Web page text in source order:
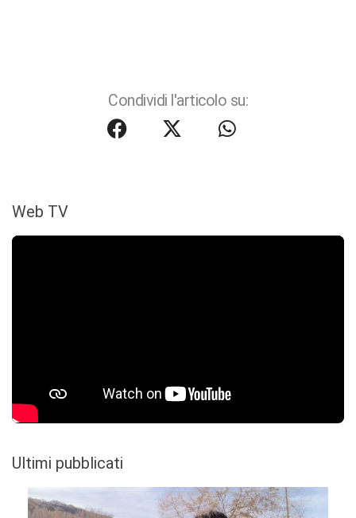
Condividi l'articolo su:
Web TV
Ultimi pubblicati